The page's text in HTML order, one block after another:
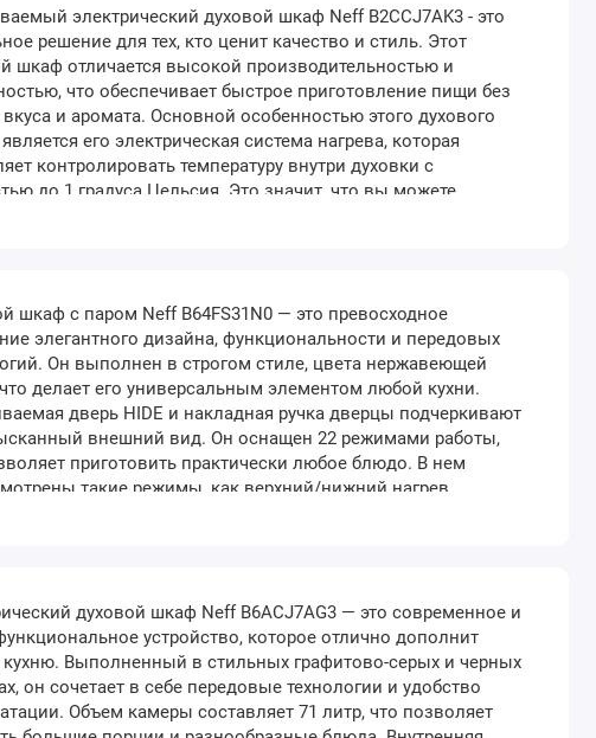
электрический духовой шкаф Neff B2CCJ7AK3 - это
решение для тех, кто ценит качество и стиль. Этот
шкаф отличается высокой производительностью и
что обеспечивает быстрое приготовление пищи без
вкуса и аромата. Основной особенностью этого духового
его электрическая система нагрева, которая
контролировать температуру внутри духовки с
до 1 градуса Цельсия. Это значит, что вы можете
шкаф с паром Neff B64FS31N0 — это превосходное
элегантного дизайна, функциональности и передовых
Он выполнен в строгом стиле, цвета нержавеющей
делает его универсальным элементом любой кухни.
дверь HIDE и накладная ручка дверцы подчеркивают
внешний вид. Он оснащен 22 режимами работы,
приготовить практически любое блюдо. В нем
такие режимы, как верхний/нижний нагрев,
духовой шкаф Neff B6ACJ7AG3 — это современное и
устройство, которое отлично дополнит
Выполненный в стильных графитово-серых и черных
он сочетает в себе передовые технологии и удобство
Объем камеры составляет 71 литр, что позволяет